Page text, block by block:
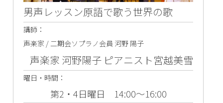
男声レッスン原語で歌う世界の歌
講師：
声楽家 / 二期会ソプラノ会員 河野 陽子
声楽家 河野陽子 ピアニスト宮越美雪
曜日・時間：
第2・4日曜日 14:00～16:00